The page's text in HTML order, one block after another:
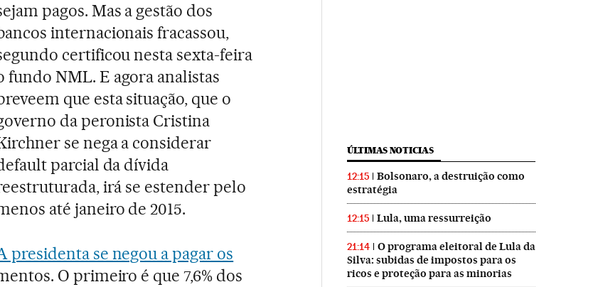
pagos. Mas a gestão dos
internacionais fracassou,
certificou nesta sexta-feira
fundo NML. E agora analistas
que esta situação, que o
da peronista Cristina
se nega a considerar
parcial da dívida
irá se estender pelo
até janeiro de 2015.
presidenta se negou a pagar os
O primeiro é que 7,6% dos
ÚLTIMAS NOTICIAS
12:15
Bolsonaro, a destruição como
estratégia
12:15 Lula, uma ressurreição
21:14
O programa eleitoral de Lula da
Silva: subidas de impostos para os
ricos e proteção para as minorias